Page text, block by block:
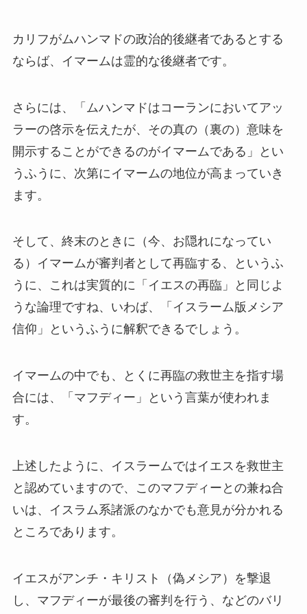
カリフがムハンマドの政治的後継者であるとする
ならば、イマームは霊的な後継者です。
さらには、「ムハンマドはコーランにおいてアッ
ラーの啓示を伝えたが、その真の（裏の）意味を
開示することができるのがイマームである」とい
うふうに、次第にイマームの地位が高まっていき
ます。
そして、終末のときに（今、お隠れになってい
る）イマームが審判者として再臨する、というふ
うに、これは実質的に「イエスの再臨」と同じよ
うな論理ですね、いわば、「イスラーム版メシア
信仰」というふうに解釈できるでしょう。
イマームの中でも、とくに再臨の救世主を指す場
合には、「マフディー」という言葉が使われま
す。
上述したように、イスラームではイエスを救世主
と認めていますので、このマフディーとの兼ね合
いは、イスラム系諸派のなかでも意見が分かれる
ところであります。
イエスがアンチ・キリスト（偽メシア）を撃退
し、マフディーが最後の審判を行う、などのバリ